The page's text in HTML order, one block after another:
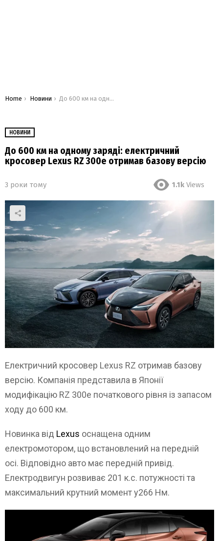
You are here:
Home Новини До 600 км на одному заряді: електричний кросовер Lexus RZ 300e отримав базову версію
НОВИНИ
До 600 км на одному заряді: електричний
кросовер Lexus RZ 300e отримав базову версію
3 роки тому 1.1k Views
Електричний кросовер Lexus RZ отримав базову
версію. Компанія представила в Японії
модифікацію RZ 300e початкового рівня із запасом
ходу до 600 км.
Новинка від Lexus оснащена одним
електромотором, що встановлений на передній
осі. Відповідно авто має передній привід.
Електродвигун розвиває 201 к.с. потужності та
максимальний крутний момент у266 Нм.